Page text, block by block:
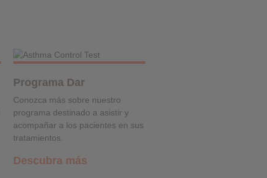
Programa Dar
Conozca más sobre nuestro
programa destinado a asistir y
acompañar a los pacientes en sus
tratamientos.
Descubra más